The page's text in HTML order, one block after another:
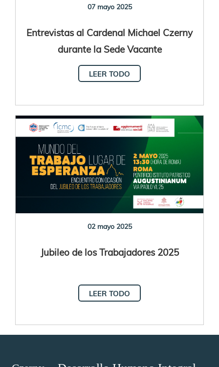
07 mayo 2025
Entrevistas al Cardenal Michael Czerny
durante la Sede Vacante
LEER TODO
02 mayo 2025
Jubileo de los Trabajadores 2025
LEER TODO